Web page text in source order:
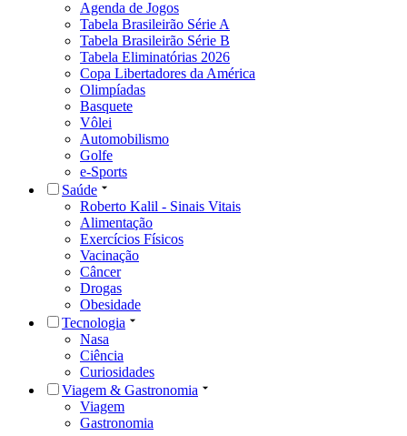
Agenda de Jogos
Tabela Brasileirão Série A
Tabela Brasileirão Série B
Tabela Eliminatórias 2026
Copa Libertadores da América
Olimpíadas
Basquete
Vôlei
Automobilismo
Golfe
e-Sports
Saúde
Roberto Kalil - Sinais Vitais
Alimentação
Exercícios Físicos
Vacinação
Câncer
Drogas
Obesidade
Tecnologia
Nasa
Ciência
Curiosidades
Viagem & Gastronomia
Viagem
Gastronomia